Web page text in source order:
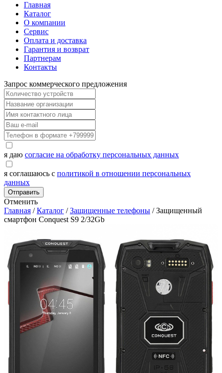
Главная
Каталог
О компании
Сервис
Оплата и доставка
Гарантия и возврат
Партнерам
Контакты
Запрос коммерческого предложения
я даю согласие на обработку персональных данных
я соглашаюсь с политикой в отношении персональных
данных
Отправить
Отменить
Главная /Каталог /Защищенные телефоны /Защищенный
смартфон Conquest S9 2/32Gb